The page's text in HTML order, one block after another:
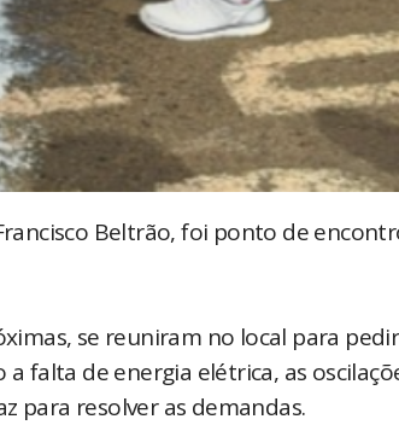
Beltrão, foi ponto de
se reuniram no local para
falta de energia elétrica, as
para resolver as demandas.